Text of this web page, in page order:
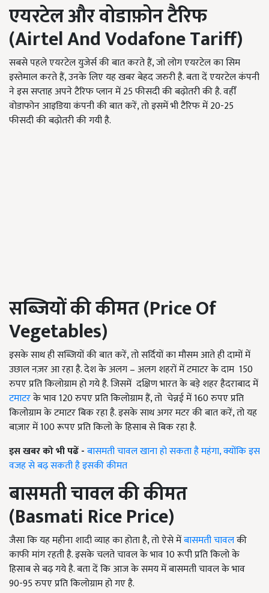
एयरटेल और वोडाफ़ोन टैरिफ
(Airtel And Vodafone Tariff)
सबसे पहले एयरटेल युजेर्स की बात करते हैं, जो लोग एयरटेल का सिम
इस्तेमाल करते हैं, उनके लिए यह खबर बेहद जरुरी है. बता दें एयरटेल कंपनी
ने इस सप्ताह अपने टैरिफ प्लान में 25 फीसदी की बढ़ोतरी की है. वहीँ
वोडाफोन आइडिया कंपनी की बात करें, तो इसमें भी टैरिफ में 20-25
फीसदी की बढ़ोतरी की गयी है.
सब्जियों की कीमत (Price Of
Vegetables)
इसके साथ ही सब्जियों की बात करें, तो सर्दियों का मौसम आते ही दामों में
उछाल नज़र आ रहा है. देश के अलग – अलग शहरों में टमाटर के दाम 150
रुपए प्रति किलोग्राम हो गये है. जिसमें दक्षिण भारत के बड़े शहर हैदराबाद में
टमाटरके भाव 120 रुपए प्रति किलोग्राम हैं, तो चेन्नई में 160 रुपए प्रति
किलोग्राम के टमाटर बिक रहा है. इसके साथ अगर मटर की बात करें, तो यह
बाज़ार में 100 रूपए प्रति किलो के हिसाब से बिक रहा है.
इस खबर को भी पढें -बासमती चावल खाना हो सकता है महंगा, क्योंकि इस
वजह से बढ़ सकती है इसकी कीमत
बासमती चावल की कीमत
(Basmati Rice Price)
जैसा कि यह महीना शादी व्याह का होता है, तो ऐसे मेंबासमती चावलकी
काफी मांग रहती है. इसके चलते चावल के भाव 10 रूपी प्रति किलो के
हिसाब से बढ़ गये है. बता दें कि आज के समय में बासमती चावल के भाव
90-95 रुपए प्रति किलोग्राम हो गए है.